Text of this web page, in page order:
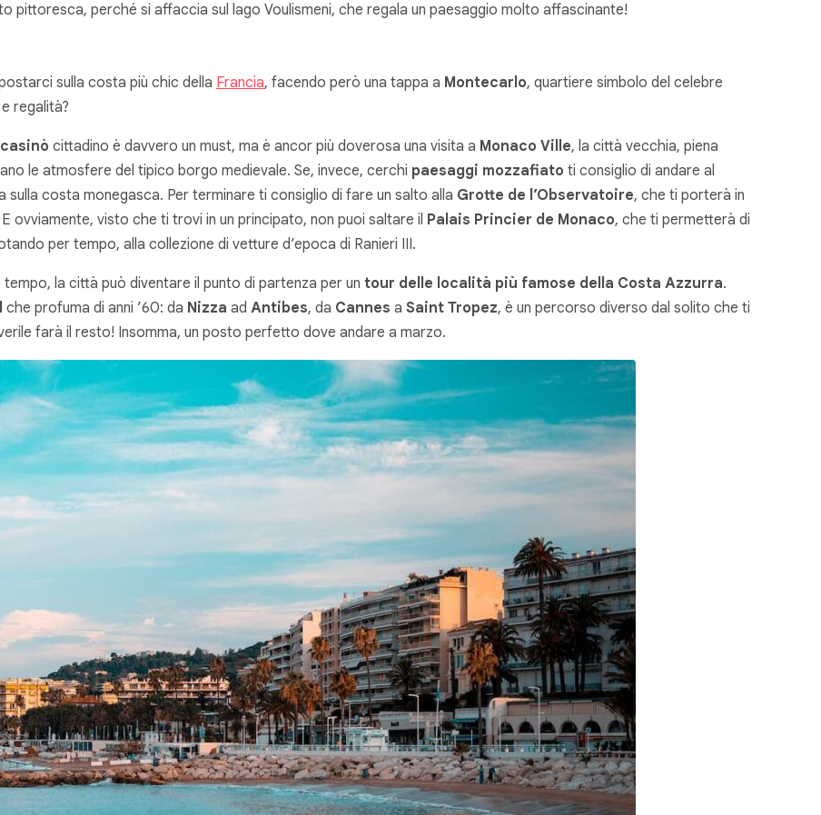
pittoresca, perché si affaccia sul lago Voulismeni, che regala un paesaggio molto affascinante!
sulla costa più chic della Francia, facendo però una tappa a Montecarlo, quartiere simbolo del celebre
regalità?
casinò cittadino è davvero un must, ma è ancor più doverosa una visita a Monaco Ville, la città vecchia, piena
le atmosfere del tipico borgo medievale. Se, invece, cerchi paesaggi mozzafiato ti consiglio di andare al
sulla costa monegasca. Per terminare ti consiglio di fare un salto alla Grotte de l’Observatoire, che ti porterà in
E ovviamente, visto che ti trovi in un principato, non puoi saltare il Palais Princier de Monaco, che ti permetterà di
per tempo, alla collezione di vetture d’epoca di Ranieri III.
la città può diventare il punto di partenza per un tour delle località più famose della Costa Azzurra.
che profuma di anni ’60: da Nizza ad Antibes, da Cannes a Saint Tropez, è un percorso diverso dal solito che ti
farà il resto! Insomma, un posto perfetto dove andare a marzo.